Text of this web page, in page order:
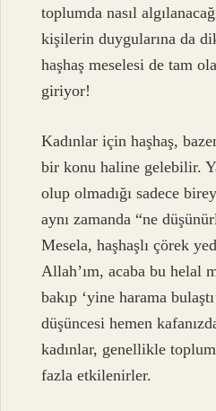
toplumda nasıl
kişilerin duygularına da
haşhaş meselesi de tam
giriyor!
Kadınlar için haşhaş,
bir konu haline gelebilir.
olup olmadığı sadece
aynı zamanda “ne
Mesela, haşhaşlı çörek
Allah’ım, acaba bu helal
bakıp ‘yine harama
düşüncesi hemen
kadınlar, genellikle
fazla etkilenirler.